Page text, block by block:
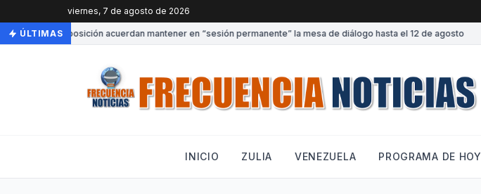
viernes, 7 de agosto de 2026
ÚLTIMAS
y oposición acuerdan mantener en “sesión permanente” la mesa de diálogo hasta el 12 de agosto
INICIO ZULIA VENEZUELA PROGRAMA DE HOY